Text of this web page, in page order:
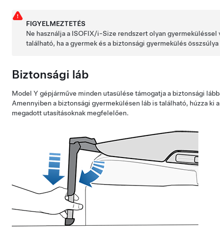
FIGYELMEZTETÉS
Ne használja a ISOFIX/i-Size rendszert olyan
található, ha a gyermek és a biztonsági gyermekülés
Biztonsági láb
Model Y gépjárműve minden utasülése támogatja a biztonsági
Amennyiben a biztonsági gyermekülésen láb is található, húzza ki
megadott utasításoknak megfelelően.